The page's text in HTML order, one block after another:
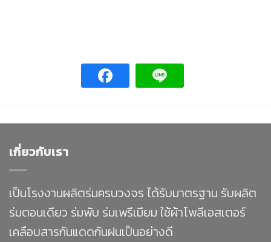
เกี่ยวกับเรา
เป็นโรงงานผลิตร่มครบวงจร ได้รับมาตรฐาน รับผลิต
ร่มตอนเดียว ร่มพับ ร่มเพรีเมียม ใช้ผ้าโพลีเอสเตอร์
เคลือบสารกันแดดกันฝนเป็นอย่างดี